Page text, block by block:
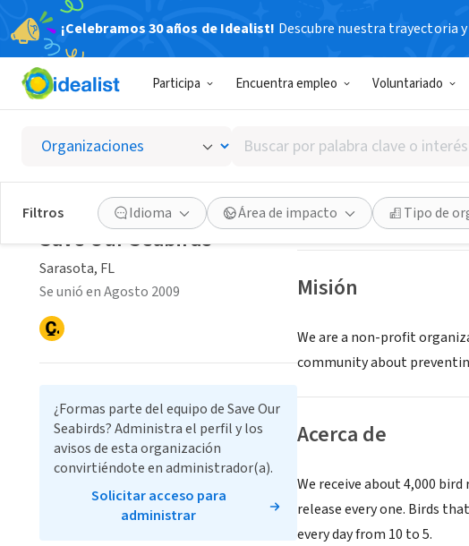
¡Celebramos 30 años de Idealist! Descubre nuestra trayectoria
Participa Encuentra empleo Voluntariado
Buscar
por
palabra
clave
o
interés
Filtros Idioma Área de impacto Tipo de
Save Our
Sarasota, FL |
Guardar
Misión
We are a non-profit
community about
Acerca de
We receive about 4,000
release every one. Birds
every day from 10 to 5.
Save Our Seabirds
Sarasota, FL
Se unió en Agosto 2009
¿Formas parte del equipo de Save Our
Seabirds? Administra el perfil y los
avisos de esta organización
convirtiéndote en administrador(a).
Solicitar acceso para
administrar